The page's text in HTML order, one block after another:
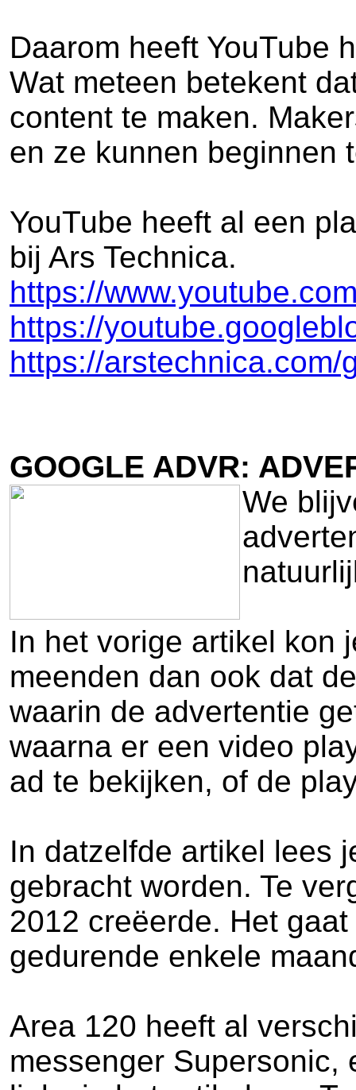
Daarom heeft YouTube
Wat meteen betekent
content te maken.
en ze kunnen beginnen
YouTube heeft al een
bij Ars Technica.
https://
https://
https://
GOOGLE ADVR:
We
In het vorige artikel kon
meenden dan ook dat
waarin de advertentie
waarna er een video
ad te bekijken, of de
In datzelfde artikel lees
gebracht worden. Te
2012 creëerde. Het
gedurende enkele
Area 120 heeft al
messenger Supersonic,